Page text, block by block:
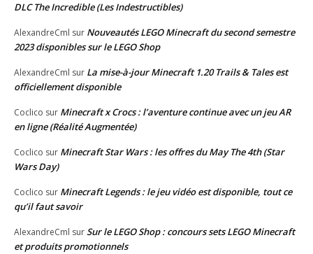
DLC The Incredible (Les Indestructibles)
AlexandreCml sur Nouveautés LEGO Minecraft du second semestre
2023 disponibles sur le LEGO Shop
AlexandreCml sur La mise-à-jour Minecraft 1.20 Trails & Tales est
officiellement disponible
Coclico sur Minecraft x Crocs : l’aventure continue avec un jeu AR
en ligne (Réalité Augmentée)
Coclico sur Minecraft Star Wars : les offres du May The 4th (Star
Wars Day)
Coclico sur Minecraft Legends : le jeu vidéo est disponible, tout ce
qu’il faut savoir
AlexandreCml surSur le LEGO Shop : concours sets LEGO Minecraft
et produits promotionnels